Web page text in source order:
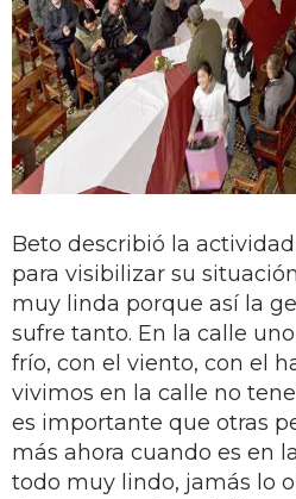
Beto describió la
para visibilizar su
muy linda porque así la
sufre tanto. En la calle
frío, con el viento, con el
vivimos en la calle no
es importante que otras
más ahora cuando es en
todo muy lindo, jamás lo